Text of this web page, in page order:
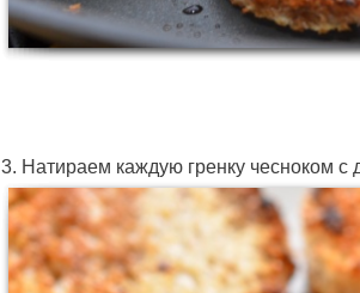
3. Натираем каждую гренку чесноком с